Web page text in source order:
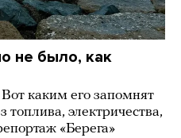
не было, как
каким его запомнят
топлива, электричества,
«Берега»